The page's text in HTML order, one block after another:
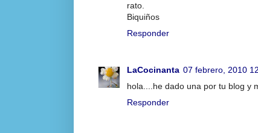
rato.
Biquiños
Responder
LaCocinanta 07 febrero, 2010
hola....he dado una por tu blog y
Responder